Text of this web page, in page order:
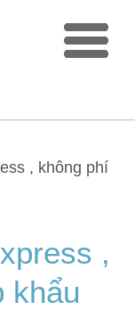
, không phí
,
khẩu